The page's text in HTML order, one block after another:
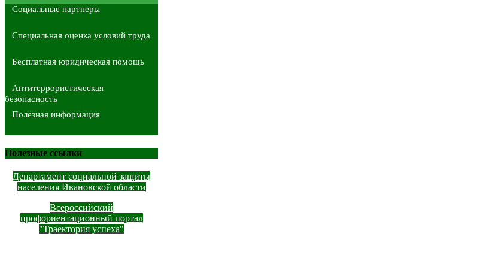
Социальные партнеры
Специальная оценка условий труда
Бесплатная юридическая помощь
Антитеррористическая
безопасность
Полезная информация
Полезные ссылки
Департамент социальной защиты
населения Ивановской области
Всероссийский
профориентационный портал
"Траектория успеха"